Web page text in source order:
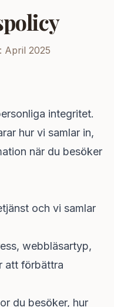
April 2025
integritet.
hur vi samlar in,
när du besöker
och vi samlar
webbläsartyp,
att förbättra
du besöker, hur